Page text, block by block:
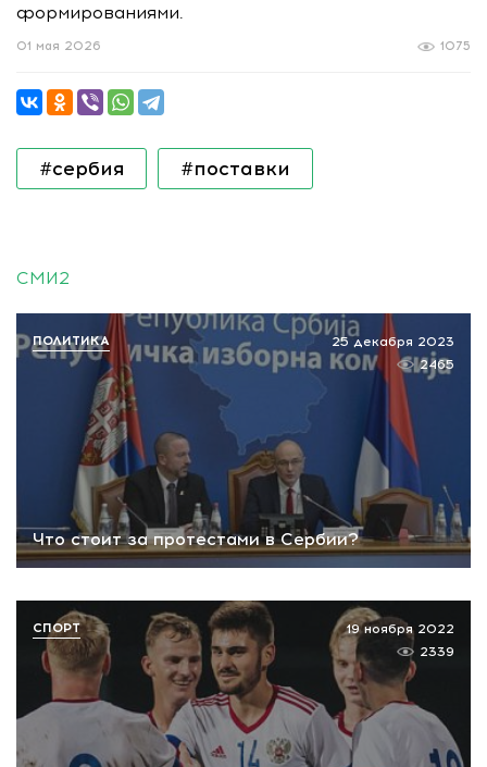
формированиями.
1075
01 мая 2026
#сербия #поставки
СМИ2
Что стоит за протестами в Сербии?
25 декабря 2023
2465
ПОЛИТИКА
19 ноября 2022
2339
СПОРТ